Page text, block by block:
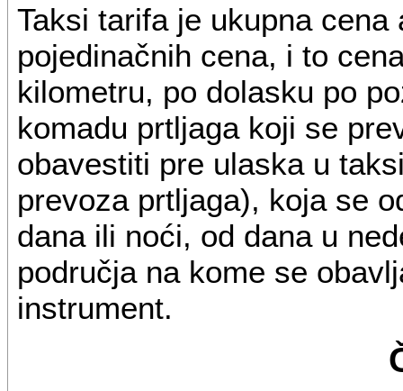
Taksi tarifa je ukupna
pojedinačnih cena, i to
kilometru, po dolasku po
komadu prtljaga koji se
obavestiti pre ulaska u
prevoza prtljaga), koja se
dana ili noći, od dana u
područja na kome se
instrument.